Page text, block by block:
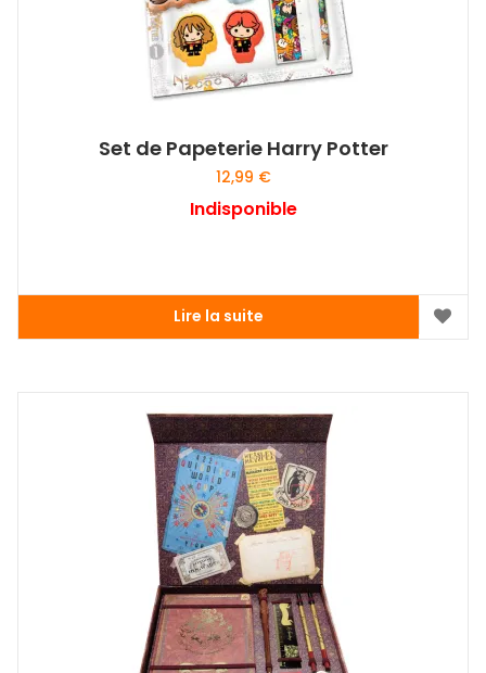
Set de Papeterie Harry Potter
12,99 €
Indisponible
Lire la suite